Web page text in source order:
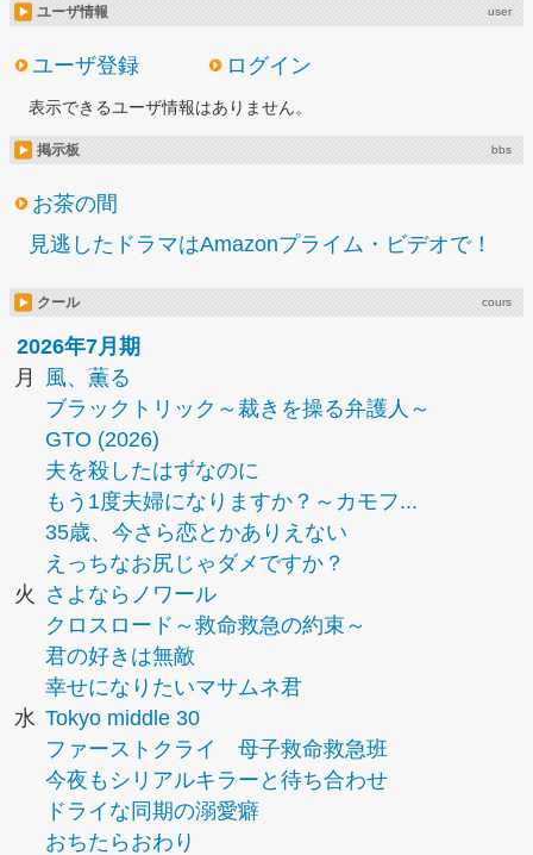
ユーザ情報 user
ユーザ登録 ログイン
表示できるユーザ情報はありません。
掲示板 bbs
お茶の間
見逃したドラマはAmazonプライム・ビデオで！
クール cours
2026年7月期
月
風、薫る
ブラックトリック～裁きを操る弁護人～
GTO (2026)
夫を殺したはずなのに
もう1度夫婦になりますか？～カモフ...
35歳、今さら恋とかありえない
えっちなお尻じゃダメですか？
火
さよならノワール
クロスロード～救命救急の約束～
君の好きは無敵
幸せになりたいマサムネ君
水 Tokyo middle 30
ファーストクライ 母子救命救急班
今夜もシリアルキラーと待ち合わせ
ドライな同期の溺愛癖
おちたらおわり